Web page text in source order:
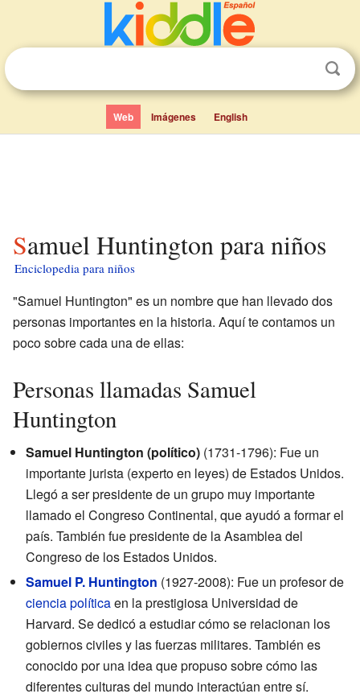
Web Imágenes English
Samuel Huntington para niños
Enciclopedia para niños
"Samuel Huntington" es un nombre que han llevado dos
personas importantes en la historia. Aquí te contamos un
poco sobre cada una de ellas:
Personas llamadas Samuel
Huntington
Samuel Huntington (político) (1731-1796): Fue un
importante jurista (experto en leyes) de Estados Unidos.
Llegó a ser presidente de un grupo muy importante
llamado el Congreso Continental, que ayudó a formar el
país. También fue presidente de la Asamblea del
Congreso de los Estados Unidos.
Samuel P. Huntington (1927-2008): Fue un profesor de
ciencia políticaen la prestigiosa Universidad de
Harvard. Se dedicó a estudiar cómo se relacionan los
gobiernos civiles y las fuerzas militares. También es
conocido por una idea que propuso sobre cómo las
diferentes culturas del mundo interactúan entre sí.